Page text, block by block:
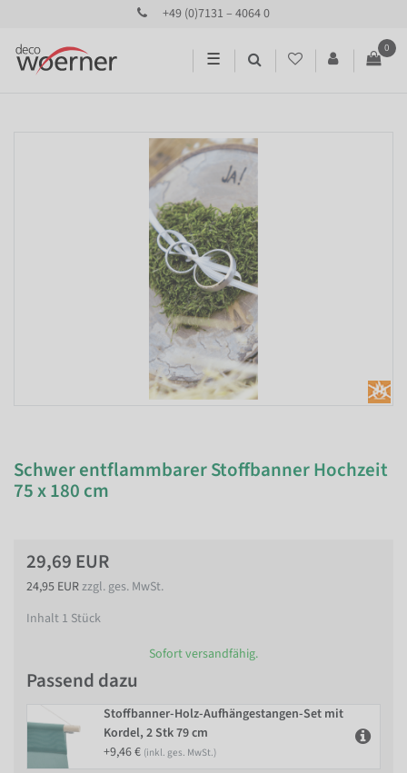
+49 (0)7131 – 4064 0
☰
0
Schwer entflammbarer Stoffbanner Hochzeit
75 x 180 cm
29,69 EUR
24,95 EURzzgl. ges. MwSt.
Inhalt 1 Stück
Sofort versandfähig.
Passend dazu
Stoffbanner-Holz-Aufhängestangen-Set mit
Kordel, 2 Stk 79 cm
+9,46 € (inkl. ges. MwSt.)